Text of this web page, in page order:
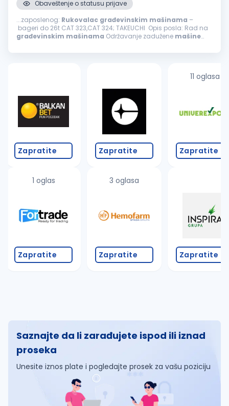
Obaveštenje o statusu prijave
...zaposlenog: Rukovalac građevinskim mašinama –
bageri do 26t CAT 323,CAT 324; TAKEUCHI Opis posla: Rad na
građevinskim mašinama Održavanje zadužene mašine
iskustvo neophodno...
Zapratite
1 oglas
Zapratite
Zapratite
3 oglasa
Zapratite
11 oglasa
Zapratite
Zapratite
Saznajte da li zarađujete ispod ili iznad
proseka
Unesite iznos plate i pogledajte prosek za vašu poziciju